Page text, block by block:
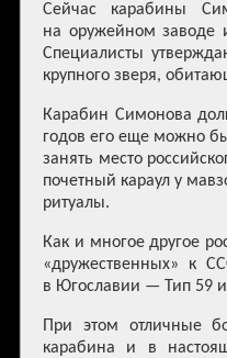
Сейчас карабины
на оружейном заводе
Специалисты
крупного зверя,
Карабин Симонова
годов его еще можно
занять место
почетный караул у
ритуалы.
Как и многое другое
«дружественных» к
в Югославии — Тип 59
При этом отличные
карабина и в